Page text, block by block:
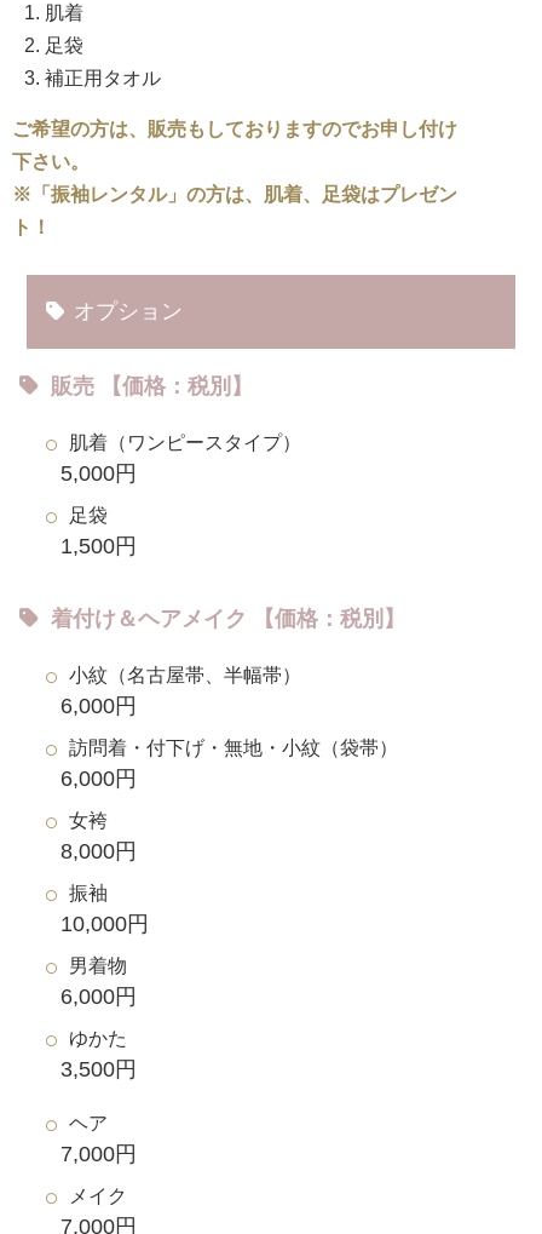
肌着
足袋
補正用タオル
ご希望の方は、販売もしておりますのでお申し付け
下さい。
※「振袖レンタル」の方は、肌着、足袋はプレゼン
ト！
オプション
販売 【価格：税別】
肌着（ワンピースタイプ）
5,000円
足袋
1,500円
着付け＆ヘアメイク 【価格：税別】
小紋（名古屋帯、半幅帯）
6,000円
訪問着・付下げ・無地・小紋（袋帯）
6,000円
女袴
8,000円
振袖
10,000円
男着物
6,000円
ゆかた
3,500円
ヘア
7,000円
メイク
7,000円